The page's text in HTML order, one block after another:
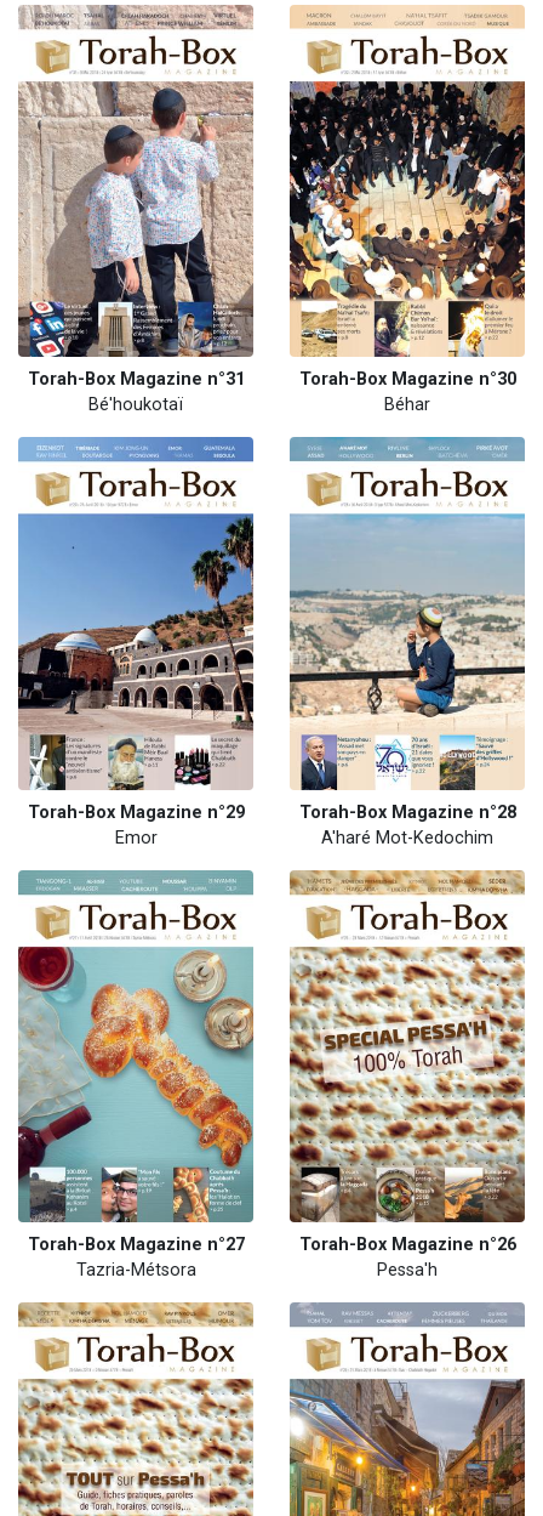
Torah-Box Magazine n°31
Bé'houkotaï
Torah-Box Magazine n°30
Béhar
Torah-Box Magazine n°29
Emor
Torah-Box Magazine n°28
A'haré Mot-Kedochim
Torah-Box Magazine n°27
Tazria-Métsora
Torah-Box Magazine n°26
Pessa'h